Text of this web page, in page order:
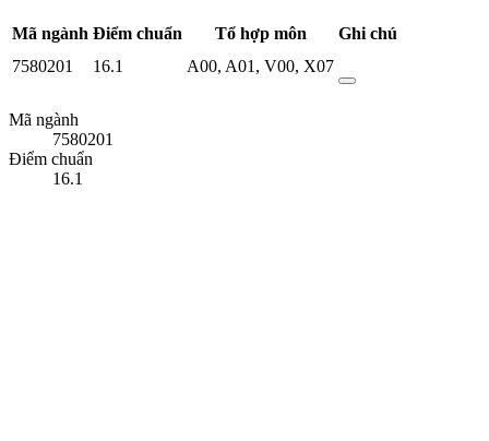
Mã ngành Điểm chuẩn Tổ hợp môn
Ghi chú
7580201
16.1 A00, A01, V00, X07
Mã ngành
7580201
Điểm chuẩn
16.1